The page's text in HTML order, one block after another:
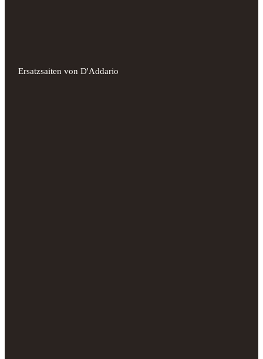
Ersatzsaiten von D'Addario